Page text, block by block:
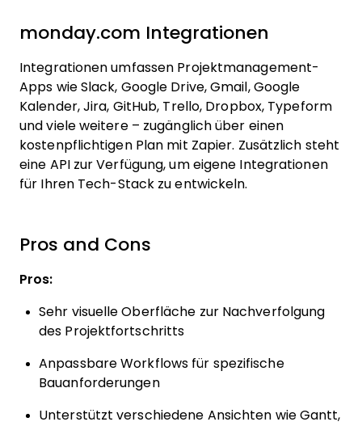
monday.com Integrationen
Integrationen umfassen Projektmanagement-
Apps wie Slack, Google Drive, Gmail, Google
Kalender, Jira, GitHub, Trello, Dropbox, Typeform
und viele weitere – zugänglich über einen
kostenpflichtigen Plan mit Zapier. Zusätzlich steht
eine API zur Verfügung, um eigene Integrationen
für Ihren Tech-Stack zu entwickeln.
Pros and Cons
Pros:
Sehr visuelle Oberfläche zur Nachverfolgung
des Projektfortschritts
Anpassbare Workflows für spezifische
Bauanforderungen
Unterstützt verschiedene Ansichten wie Gantt,